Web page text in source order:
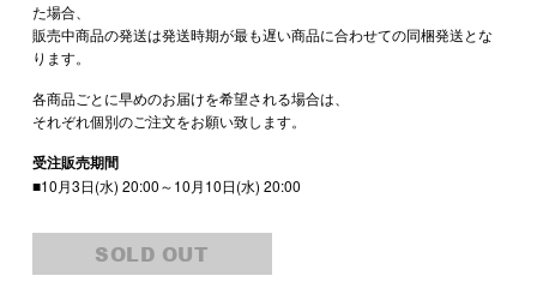
た場合、
販売中商品の発送は発送時期が最も遅い商品に合わせての同梱発送とな
ります。
各商品ごとに早めのお届けを希望される場合は、
それぞれ個別のご注文をお願い致します。
受注販売期間
■10月3日(水) 20:00～10月10日(水) 20:00
SOLD OUT